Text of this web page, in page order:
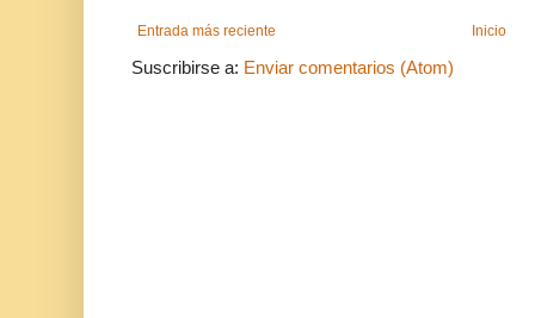
Entrada más reciente Inicio
Suscribirse a: Enviar comentarios (Atom)